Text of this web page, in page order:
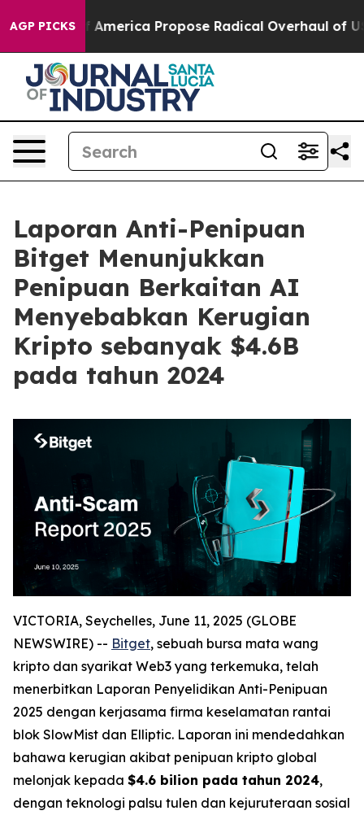
AGP PICKS
of America Propose Radical Overhaul of US Govt
Laporan Anti-Penipuan
Bitget Menunjukkan
Penipuan Berkaitan AI
Menyebabkan Kerugian
Kripto sebanyak $4.6B
pada tahun 2024
VICTORIA, Seychelles, June 11, 2025 (GLOBE
NEWSWIRE) -- Bitget, sebuah bursa mata wang
kripto dan syarikat Web3 yang terkemuka, telah
menerbitkan Laporan Penyelidikan Anti-Penipuan
2025 dengan kerjasama firma keselamatan rantai
blok SlowMist dan Elliptic. Laporan ini mendedahkan
bahawa kerugian akibat penipuan kripto global
melonjak kepada $4.6 bilion pada tahun 2024,
dengan teknologi palsu tulen dan kejuruteraan sosial